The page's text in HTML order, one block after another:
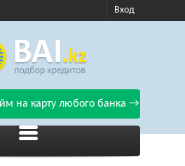
Вход
на карту любого банка →